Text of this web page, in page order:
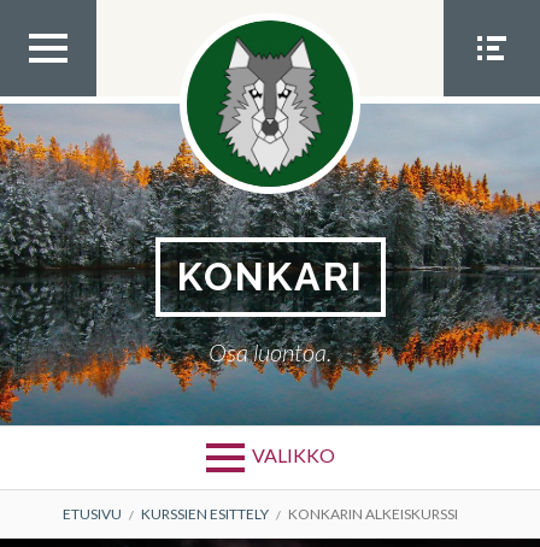
sisältöön
YLÄV
ALIKK
O
SOME
KONKARI
Osa luontoa.
VALIKKO
MURUPOLKU
ETUSIVU KURSSIEN ESITTELY KONKARIN ALKEISKURSSI